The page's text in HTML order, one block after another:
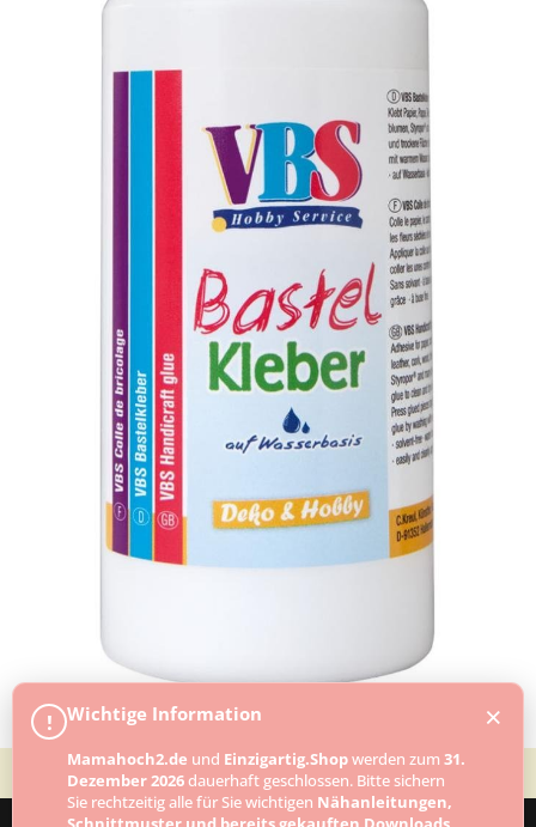
! Wichtige Information
Mamahoch2.de und Einzigartig.Shopwerden zum 31.
Dezember 2026dauerhaft geschlossen. Bitte sichern
Sie rechtzeitig alle für Sie wichtigen Nähanleitungen,
×